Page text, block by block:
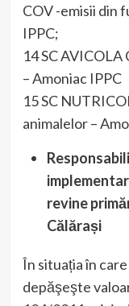
COV -emisii din
IPPC;
14 SC
– Amoniac IPPC
15 SC
animalelor –
revine
Călărași
În situația în
depăşeşte